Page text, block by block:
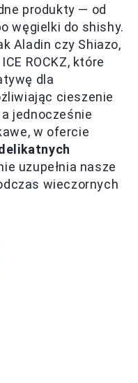
produkty — od
węgielki do shishy.
Aladin czy Shiazo,
ROCKZ, które
dla
cieszenie
jednocześnie
w ofercie
uzupełnia nasze
wieczornych